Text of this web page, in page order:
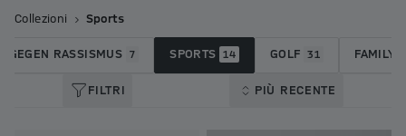
Collezioni Sports
GEGEN RASSISMUS 7 SPORTS 14 GOLF 31 FAMILY
FILTRI PIÙ RECENTE